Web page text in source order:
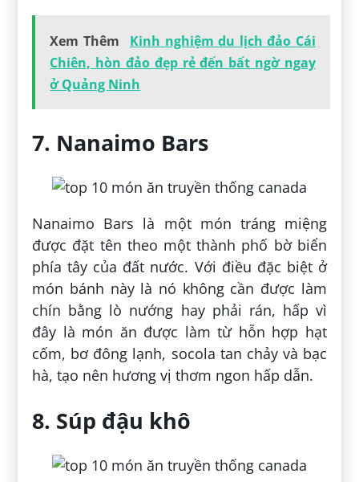
Xem Thêm
Kinh nghiệm du lịch đảo Cái
Chiên, hòn đảo đẹp rẻ đến bất ngờ ngay
ở Quảng Ninh
7. Nanaimo Bars
Nanaimo Bars là một món tráng miệng
được đặt tên theo một thành phố bờ biển
phía tây của đất nước. Với điều đặc biệt ở
món bánh này là nó không cần được làm
chín bằng lò nướng hay phải rán, hấp vì
đây là món ăn được làm từ hỗn hợp hạt
cốm, bơ đông lạnh, socola tan chảy và bạc
hà, tạo nên hương vị thơm ngon hấp dẫn.
8. Súp đậu khô